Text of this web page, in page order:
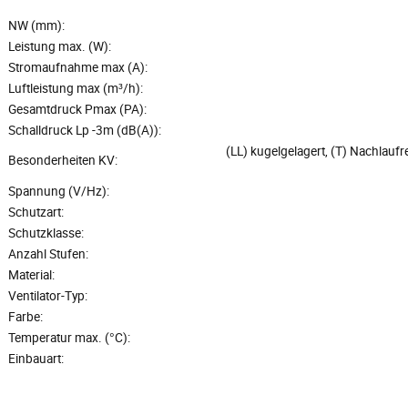
NW (mm):
Leistung max. (W):
Stromaufnahme max (A):
Luftleistung max (m³/h):
Gesamtdruck Pmax (PA):
Schalldruck Lp -3m (dB(A)):
Besonderheiten KV:
(LL) kugelgelagert, (T)
Spannung (V/Hz):
Schutzart:
Schutzklasse:
Anzahl Stufen:
Material:
Ventilator-Typ:
Farbe:
Temperatur max. (°C):
Einbauart: